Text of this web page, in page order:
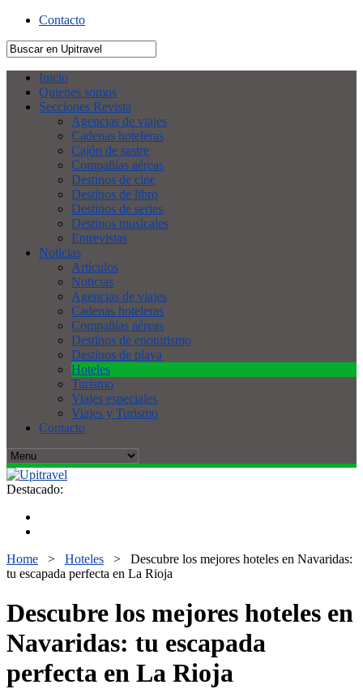
Contacto
Inicio
Quienes somos
Secciones Revista
Agencias de viajes
Cadenas hoteleras
Cajón de sastre
Compañías aéreas
Destinos de cine
Destinos de libro
Destinos de series
Destinos musicales
Entrevistas
Noticias
Artículos
Noticias
Agencias de viajes
Cadenas hoteleras
Compañías aéreas
Destinos de enoturismo
Destinos de playa
Hoteles
Turismo
Viajes especiales
Viajes y Turismo
Contacto
Destacado:
Home > Hoteles > Descubre los mejores hoteles en Navaridas:
tu escapada perfecta en La Rioja
Descubre los mejores hoteles en
Navaridas: tu escapada
perfecta en La Rioja